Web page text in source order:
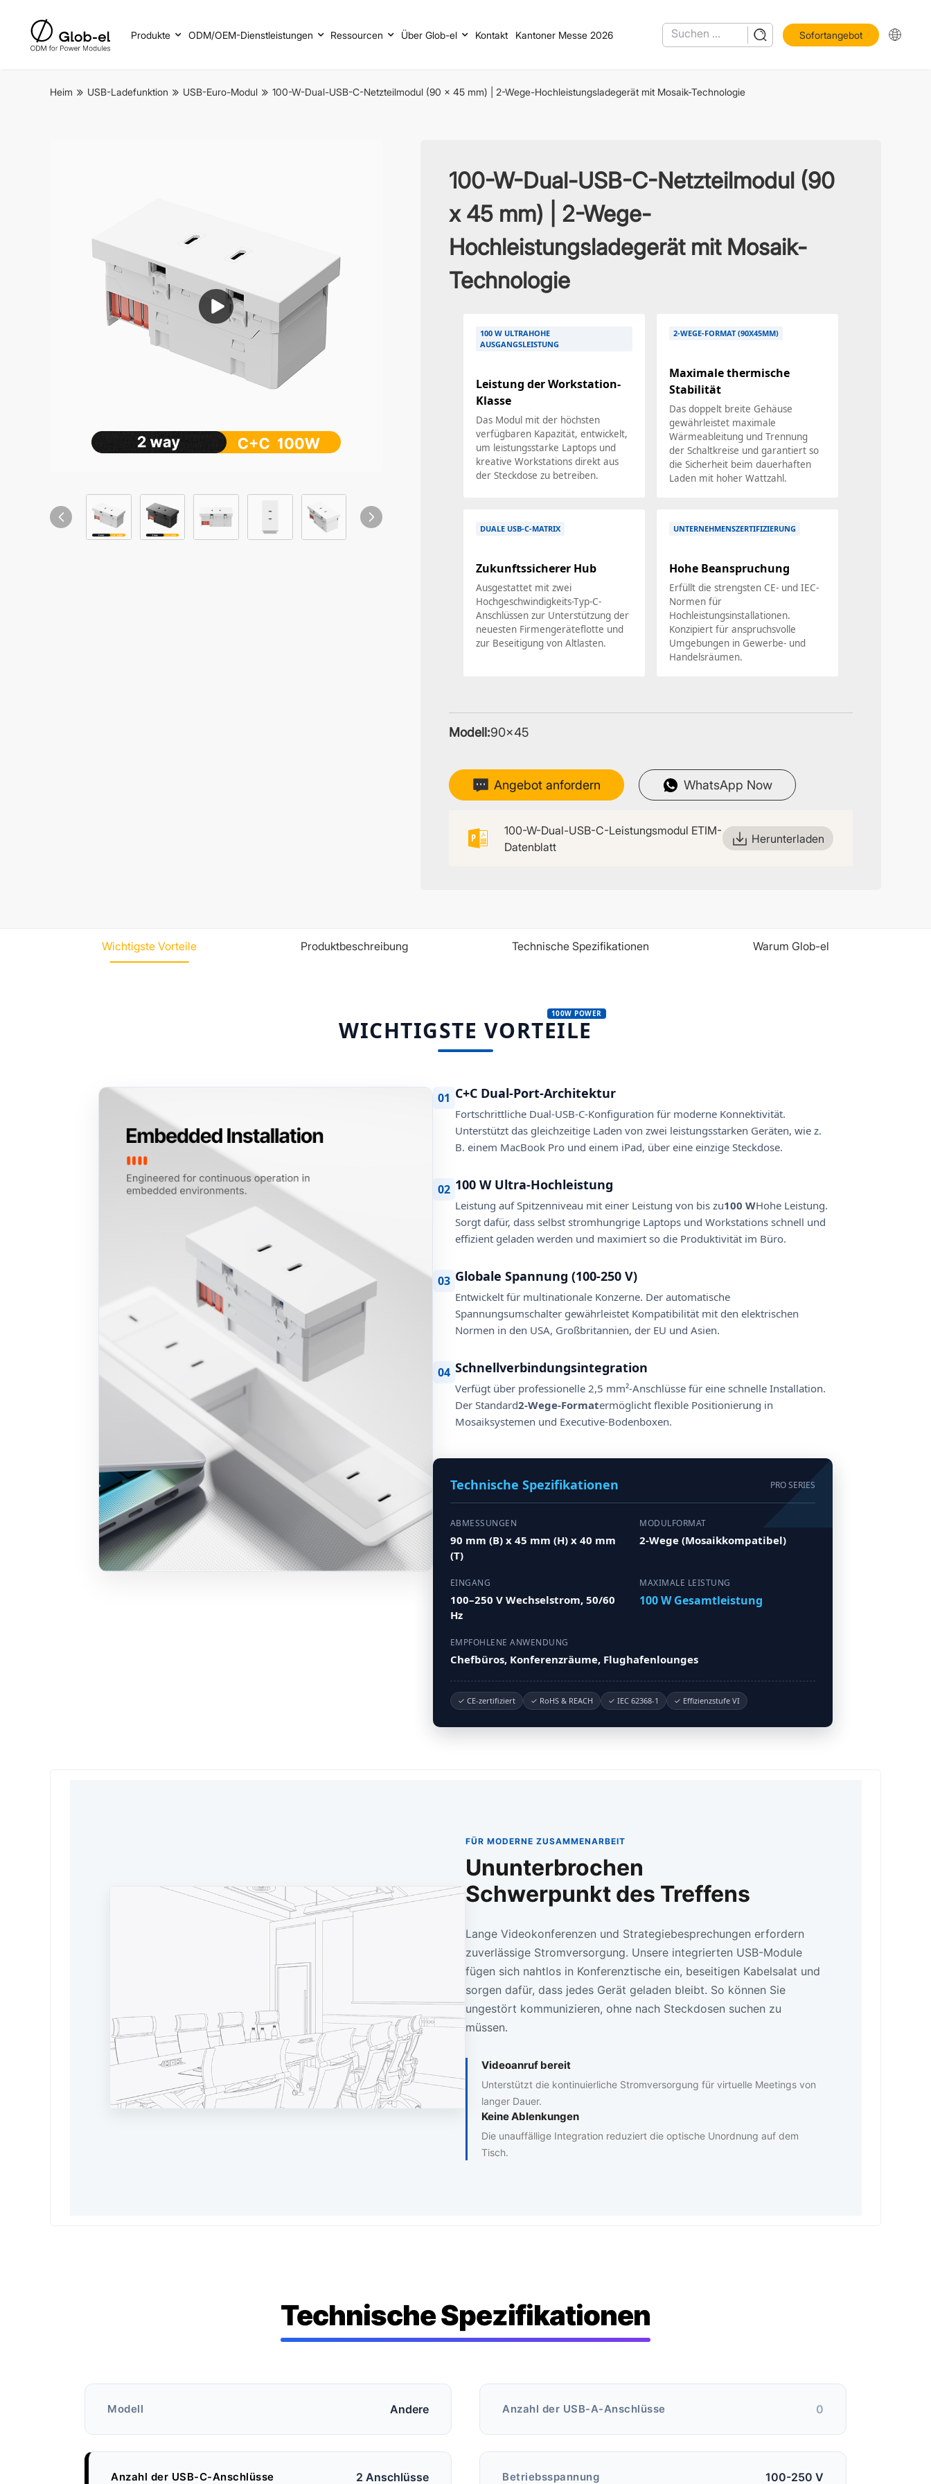
Produkte ODM/OEM-Dienstleistungen Ressourcen Über Glob-el Kontakt Kantoner Messe 2026 Sofortangebot
Heim USB-Ladefunktion USB-Euro-Modul 100-W-Dual-USB-C-Netzteilmodul (90 x 45 mm) | 2-Wege-Hochleistungsladegerät mit Mosaik-Technologie
100-W-Dual-USB-C-Netzteilmodul (90
x 45 mm) | 2-Wege-
Hochleistungsladegerät mit Mosaik-
Technologie
100 W ULTRAHOHE
AUSGANGSLEISTUNG
Leistung der Workstation-
Klasse
Das Modul mit der höchsten
verfügbaren Kapazität, entwickelt,
um leistungsstarke Laptops und
kreative Workstations direkt aus
der Steckdose zu betreiben.
2-WEGE-FORMAT (90X45MM)
Maximale thermische
Stabilität
Das doppelt breite Gehäuse
gewährleistet maximale
Wärmeableitung und Trennung
der Schaltkreise und garantiert so
die Sicherheit beim dauerhaften
Laden mit hoher Wattzahl.
DUALE USB-C-MATRIX
Zukunftssicherer Hub
Ausgestattet mit zwei
Hochgeschwindigkeits-Typ-C-
Anschlüssen zur Unterstützung der
neuesten Firmengeräteflotte und
zur Beseitigung von Altlasten.
UNTERNEHMENSZERTIFIZIERUNG
Hohe Beanspruchung
Erfüllt die strengsten CE- und IEC-
Normen für
Hochleistungsinstallationen.
Konzipiert für anspruchsvolle
Umgebungen in Gewerbe- und
Handelsräumen.
Modell:90×45
Angebot anfordern WhatsApp Now
100-W-Dual-USB-C-Leistungsmodul ETIM-
Datenblatt
Herunterladen
Wichtigste Vorteile Produktbeschreibung Technische Spezifikationen Warum Glob-el
WICHTIGSTE VORTEILE
01 C+C Dual-Port-Architektur
Fortschrittliche Dual-USB-C-Konfiguration für moderne Konnektivität.
Unterstützt das gleichzeitige Laden von zwei leistungsstarken Geräten, wie z.
B. einem MacBook Pro und einem iPad, über eine einzige Steckdose.
02 100 W Ultra-Hochleistung
Leistung auf Spitzenniveau mit einer Leistung von bis zu100 WHohe Leistung.
Sorgt dafür, dass selbst stromhungrige Laptops und Workstations schnell und
effizient geladen werden und maximiert so die Produktivität im Büro.
03 Globale Spannung (100-250 V)
Entwickelt für multinationale Konzerne. Der automatische
Spannungsumschalter gewährleistet Kompatibilität mit den elektrischen
Normen in den USA, Großbritannien, der EU und Asien.
04 Schnellverbindungsintegration
Verfügt über professionelle 2,5 mm²-Anschlüsse für eine schnelle Installation.
Der Standard2-Wege-Formatermöglicht flexible Positionierung in
Mosaiksystemen und Executive-Bodenboxen.
Technische Spezifikationen PRO SERIES
ABMESSUNGEN
90 mm (B) x 45 mm (H) x 40 mm
(T)
MODULFORMAT
2-Wege (Mosaikkompatibel)
EINGANG
100–250 V Wechselstrom, 50/60
Hz
MAXIMALE LEISTUNG
100 W Gesamtleistung
EMPFOHLENE ANWENDUNG
Chefbüros, Konferenzräume, Flughafenlounges
✓ CE-zertifiziert ✓ RoHS & REACH ✓ IEC 62368-1 ✓ Effizienzstufe VI
FÜR MODERNE ZUSAMMENARBEIT
Ununterbrochen
Schwerpunkt des Treffens
Lange Videokonferenzen und Strategiebesprechungen erfordern
zuverlässige Stromversorgung. Unsere integrierten USB-Module
fügen sich nahtlos in Konferenztische ein, beseitigen Kabelsalat und
sorgen dafür, dass jedes Gerät geladen bleibt. So können Sie
ungestört kommunizieren, ohne nach Steckdosen suchen zu
müssen.
Videoanruf bereit
Unterstützt die kontinuierliche Stromversorgung für virtuelle Meetings von
langer Dauer.
Keine Ablenkungen
Die unauffällige Integration reduziert die optische Unordnung auf dem
Tisch.
Technische Spezifikationen
Modell Andere Anzahl der USB-A-Anschlüsse 0
Anzahl der USB-C-Anschlüsse 2 Anschlüsse Betriebsspannung 100-250 V